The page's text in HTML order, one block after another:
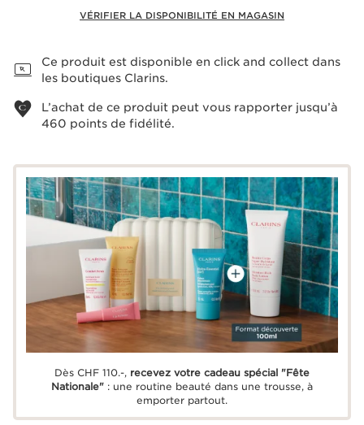
VÉRIFIER LA DISPONIBILITÉ EN MAGASIN
Ce produit est disponible en click and collect dans
les boutiques Clarins.
L’achat de ce produit peut vous rapporter jusqu’à
460 points de fidélité.
Dès CHF 110.-, recevez votre cadeau spécial "Fête
Nationale": une routine beauté dans une trousse, à
emporter partout.